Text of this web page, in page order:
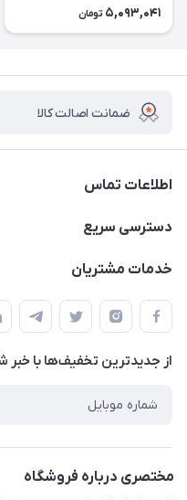
5,093,041 تومان
ضمانت اصالت کالا
اطلاعات تماس
02177408855 و شماره واتس آپ 09126894295
دسترسی سریع
حساب کاربری
تماس با ما
خدمات مشتریان
قوانین و مقررات
حریم خصوصی
راهنما
از جدید‌ترین تخفیف‌ها با‌ خبر
مختصری درباره فروشگاه